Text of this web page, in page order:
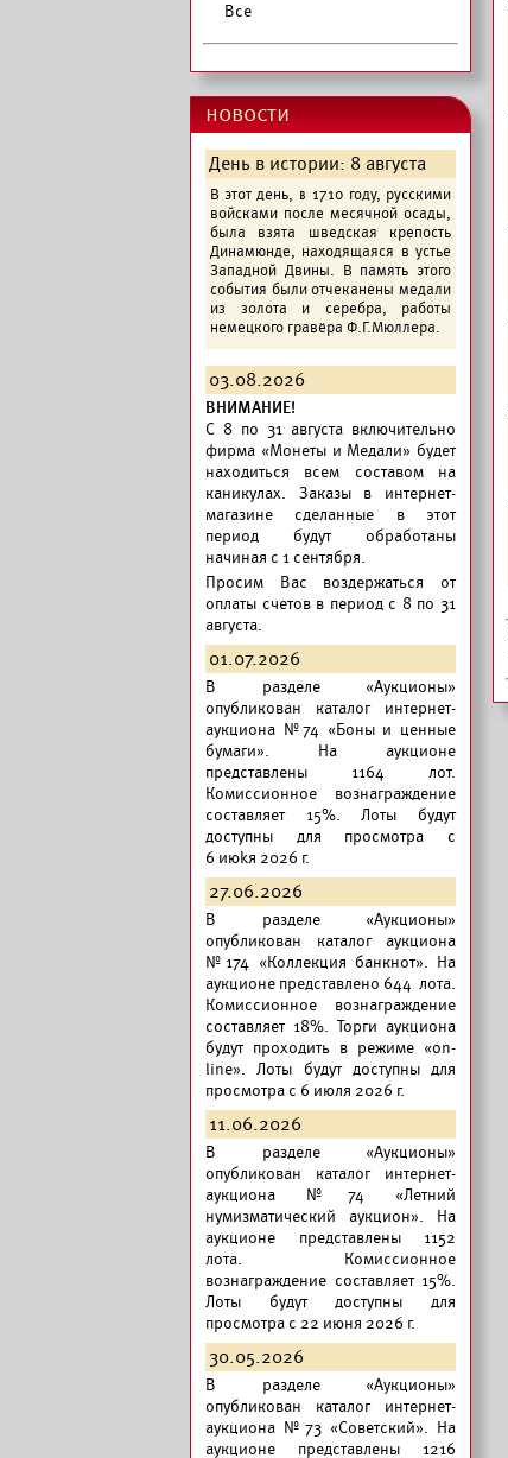
Все
новости
День в истории: 8 августа
В этот день, в 1710 году, русскими
войсками после месячной осады,
была взята шведская крепость
Динамюнде, находящаяся в устье
Западной Двины. В память этого
события были отчеканены медали
из золота и серебра, работы
немецкого гравёра Ф.Г.Мюллера.
03.08.2026
ВНИМАНИЕ!
C 8 по 31 августа включительно
фирма «Монеты и Медали» будет
находиться всем составом на
каникулах. Заказы в интернет-
магазине сделанные в этот
период будут обработаны
начиная с 1 сентября.
Просим Вас воздержаться от
оплаты счетов в период с 8 по 31
августа.
01.07.2026
В разделе «Аукционы»
опубликован каталог интернет-
аукциона №74 «Боны и ценные
бумаги». На аукционе
представлены 1164 лот.
Комиссионное вознаграждение
составляет 15%. Лоты будут
доступны для просмотра с
6 июkя 2026 г.
27.06.2026
В разделе «Аукционы»
опубликован каталог аукциона
№174 «Коллекция банкнот». На
аукционе представлено 644 лота.
Комиссионное вознаграждение
составляет 18%. Торги аукциона
будут проходить в режиме «on-
line». Лоты будут доступны для
просмотра с 6 июля 2026 г.
11.06.2026
В разделе «Аукционы»
опубликован каталог интернет-
аукциона №74 «Летний
нумизматический аукцион». На
аукционе представлены 1152
лота. Комиссионное
вознаграждение составляет 15%.
Лоты будут доступны для
просмотра с 22 июня 2026 г.
30.05.2026
В разделе «Аукционы»
опубликован каталог интернет-
аукциона №73 «Советский». На
аукционе представлены 1216